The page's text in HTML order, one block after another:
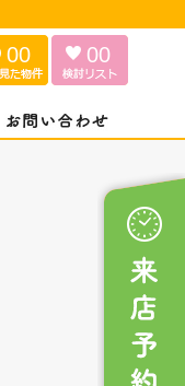
00 00